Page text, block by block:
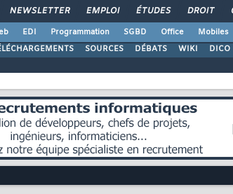
NEWSLETTER EMPLOI ÉTUDES DROIT
EDI Programmation SGBD Office Mobiles
SOURCES DÉBATS WIKI DICO